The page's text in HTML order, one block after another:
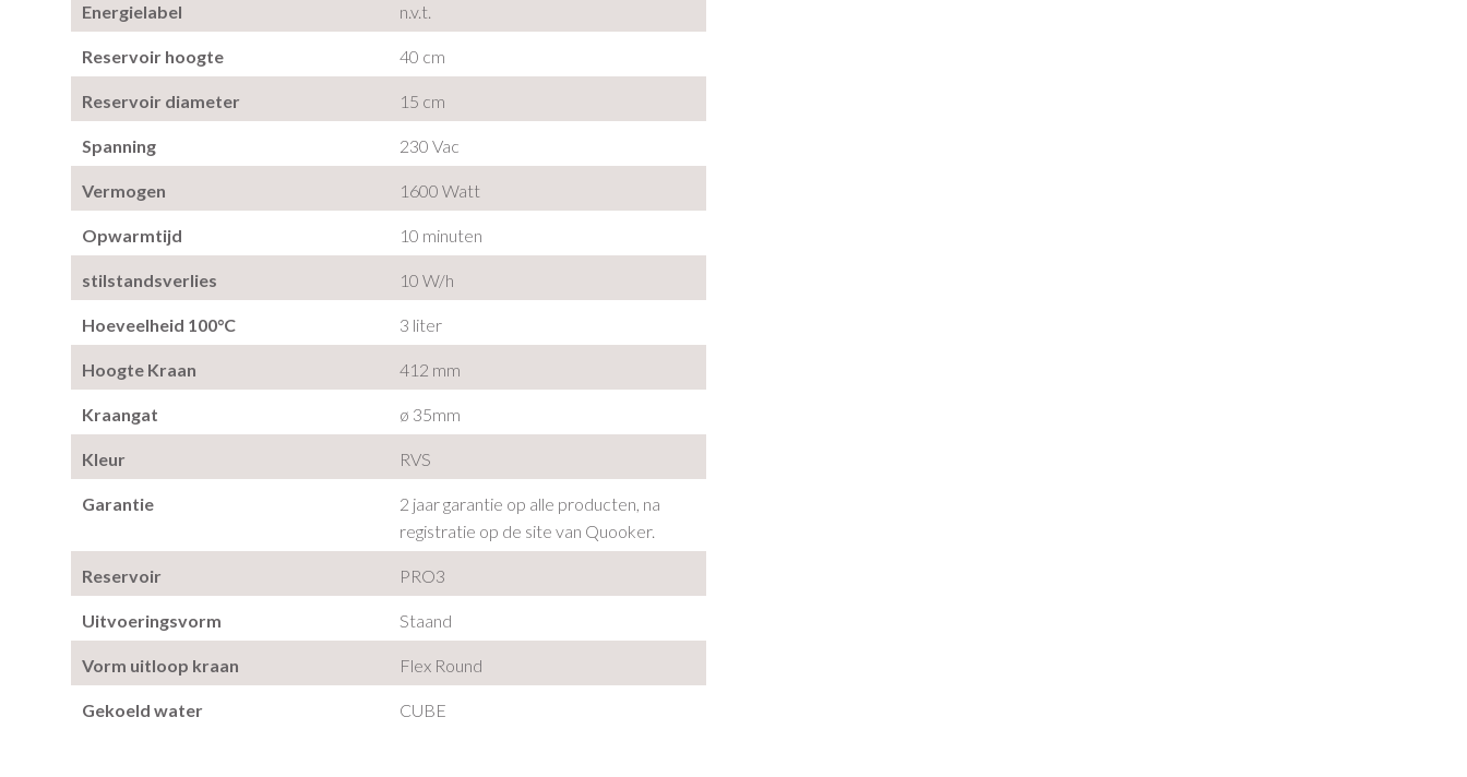
Energielabel n.v.t.
Reservoir hoogte 40 cm
Reservoir diameter 15 cm
Spanning 230 Vac
Vermogen 1600 Watt
Opwarmtijd 10 minuten
stilstandsverlies 10 W/h
Hoeveelheid 100°C 3 liter
Hoogte Kraan 412 mm
Kraangat ø 35mm
Kleur RVS
Garantie
2 jaar garantie op alle producten, na
registratie op de site van Quooker.
Reservoir PRO3
Uitvoeringsvorm Staand
Vorm uitloop kraan Flex Round
Gekoeld water CUBE